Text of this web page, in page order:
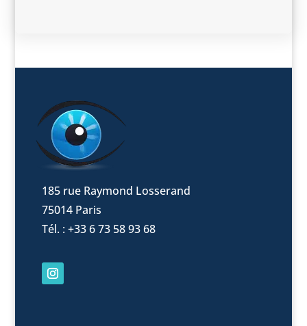
185 rue Raymond Losserand
75014 Paris
Tél. : +33 6 73 58 93 68